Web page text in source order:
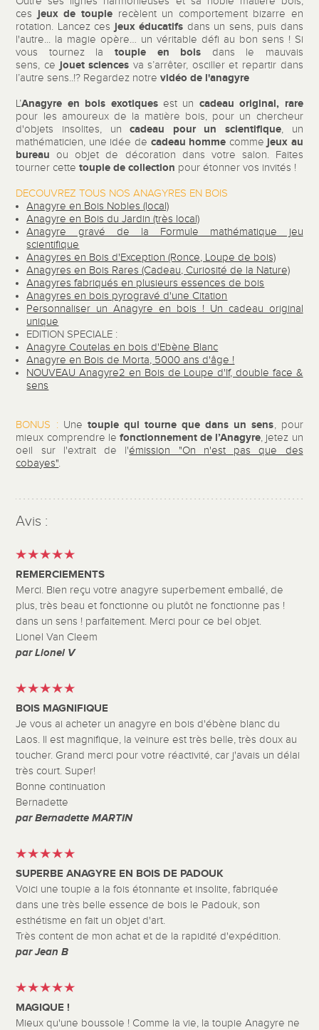
ces jeux de toupierecèlent un comportement bizarre en
rotation. Lancez ces jeux éducatifs dans un sens, puis dans
l'autre... la magie opère… un véritable défi au bon sens ! Si
vous tournez la toupie en bois dans le mauvais
sens, ce jouet sciences va s’arrêter, osciller et repartir dans
l’autre sens..!? Regardez notrevidéo de l'anagyre
L’Anagyre en bois exotiquesest un cadeau original, rare
pour les amoureux de la matière bois, pour un chercheur
d'objets insolites, uncadeau pour un scientifique, un
mathématicien, une idée de cadeau homme comme jeux au
bureau ou objet de décoration dans votre salon. Faites
tourner cettetoupie de collection pour étonner vos invités !
DECOUVREZ TOUS NOS ANAGYRES EN BOIS
Anagyre en Bois Nobles (local)
Anagyre en Bois du Jardin (très local)
Anagyre gravé de la Formule mathématique jeu
scientifique
Anagyres en Bois d'Exception (Ronce, Loupe de bois)
Anagyres en Bois Rares (Cadeau, Curiosité de la Nature)
Anagyres fabriqués en plusieurs essences de bois
Anagyres en bois pyrogravé d'une Citation
Personnaliser un Anagyre en bois ! Un cadeau original
unique
EDITION SPECIALE :
Anagyre Coutelas en bois d'Ebène Blanc
Anagyre en Bois de Morta, 5000 ans d'âge !
NOUVEAU Anagyre2 en Bois de Loupe d'If, double face &
sens
BONUS : Une toupie qui tourne que dans un sens, pour
mieux comprendre le fonctionnement de l’Anagyre, jetez un
oeil sur l'extrait de l'émission "On n'est pas que des
cobayes".
Avis :
REMERCIEMENTS
Merci. Bien reçu votre anagyre superbement emballé, de
plus, très beau et fonctionne ou plutôt ne fonctionne pas !
dans un sens ! parfaitement. Merci pour ce bel objet.
Lionel Van Cleem
par Lionel V
BOIS MAGNIFIQUE
Je vous ai acheter un anagyre en bois d'ébène blanc du
Laos. Il est magnifique, la veinure est très belle, très doux au
toucher. Grand merci pour votre réactivité, car j'avais un délai
très court. Super!
Bonne continuation
Bernadette
par Bernadette MARTIN
SUPERBE ANAGYRE EN BOIS DE PADOUK
Voici une toupie a la fois étonnante et insolite, fabriquée
dans une très belle essence de bois le Padouk, son
esthétisme en fait un objet d'art.
Très content de mon achat et de la rapidité d'expédition.
par Jean B
MAGIQUE !
Mieux qu'une boussole ! Comme la vie, la toupie Anagyre ne